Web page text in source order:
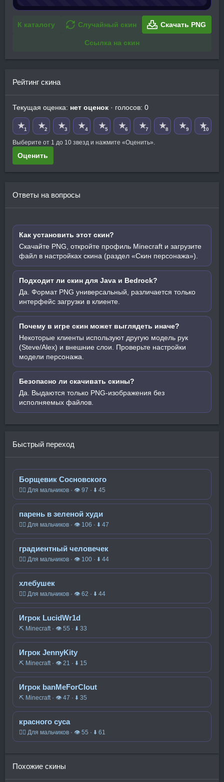
К каталогу Случайный скин Скачать PNG
Ссылка на скин
Рейтинг скина
Текущая оценка: нет оценок · голосов: 0
★1 ★2 ★3 ★4 ★5 ★6 ★7 ★8 ★9 ★10
Выберите от 1 до 10 звезд и нажмите «Оценить».
Оценить
Ответы на вопросы
Как установить этот скин?
Скачайте PNG, откройте профиль Minecraft и загрузите
файл в настройках скина (раздел «Скин персонажа»).
Подходит ли скин для Java и Bedrock?
Да. Формат PNG универсальный, различается только
интерфейс загрузки в клиенте.
Почему в игре скин может выглядеть иначе?
Некоторые клиенты используют другую модель рук
(Steve/Alex) и внешние слои. Проверьте настройки
модели персонажа.
Безопасно ли скачивать скины?
Да. Выдаются только PNG-изображения без
исполняемых файлов.
Быстрый переход
Борщевик Сосновского
🧍‍♂️ Для мальчиков · 👁 97 · ⬇ 45
парень в зеленой худи
🧍‍♂️ Для мальчиков · 👁 106 · ⬇ 47
градиентный человечек
🧍‍♂️ Для мальчиков · 👁 100 · ⬇ 44
хлебушек
🧍‍♂️ Для мальчиков · 👁 62 · ⬇ 44
Игрок LucidWr1d
⛏️ Minecraft · 👁 55 · ⬇ 33
Игрок JennyKity
⛏️ Minecraft · 👁 21 · ⬇ 15
Игрок banMeForClout
⛏️ Minecraft · 👁 47 · ⬇ 35
красного суса
🧍‍♂️ Для мальчиков · 👁 55 · ⬇ 61
Похожие скины